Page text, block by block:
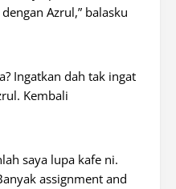
Azrul,” balasku
Ingatkan dah tak ingat
Kembali
saya lupa kafe ni.
assignment and